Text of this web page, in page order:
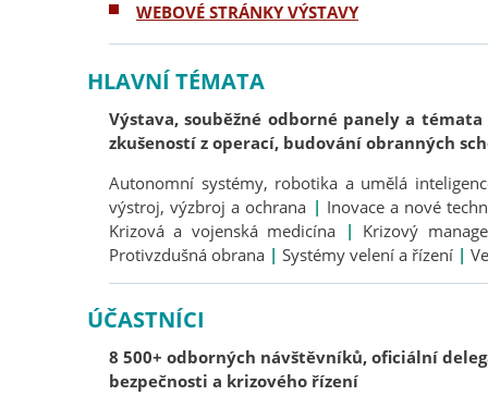
WEBOVÉ STRÁNKY VÝSTAVY
HLAVNÍ TÉMATA
Výstava, souběžné odborné panely a
zkušeností z operací, budování obranných
Autonomní systémy, robotika a umělá
výstroj, výzbroj a ochrana | Inovace a nové
Krizová a vojenská medicína | Krizový
Protivzdušná obrana | Systémy velení a řízení |
ÚČASTNÍCI
8 500+ odborných návštěvníků, oficiální
bezpečnosti a krizového řízení